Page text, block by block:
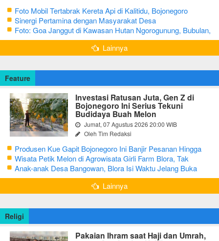
Foto Mobil Tertabrak Kereta Api di Kalitidu, Bojonegoro
Sinergi Pertamina dengan Masyarakat Desa
Foto: Goa Janggut di Kawasan Hutan Ngorogunung, Bubulan,
Bojonegoro
Lainnya
Feature
Investasi Ratusan Juta, Gen Z di
Bojonegoro Ini Serius Tekuni
Budidaya Buah Melon
Jumat, 07 Agustus 2026 20:00 WIB
Oleh Tim Redaksi
Produsen Kue Gapit Bojonegoro Ini Banjir Pesanan Hingga
Puluhan Juta di Bulan Ramadan
Wisata Petik Melon di Agrowisata Girli Farm Blora, Tak
Sampai 5 Hari Sudah Ludes Terjual
Anak-anak Desa Bangowan, Blora Isi Waktu Jelang Buka
Puasa dengan Latihan Gamelan
Lainnya
Religi
Pakaian Ihram saat Haji dan Umrah,